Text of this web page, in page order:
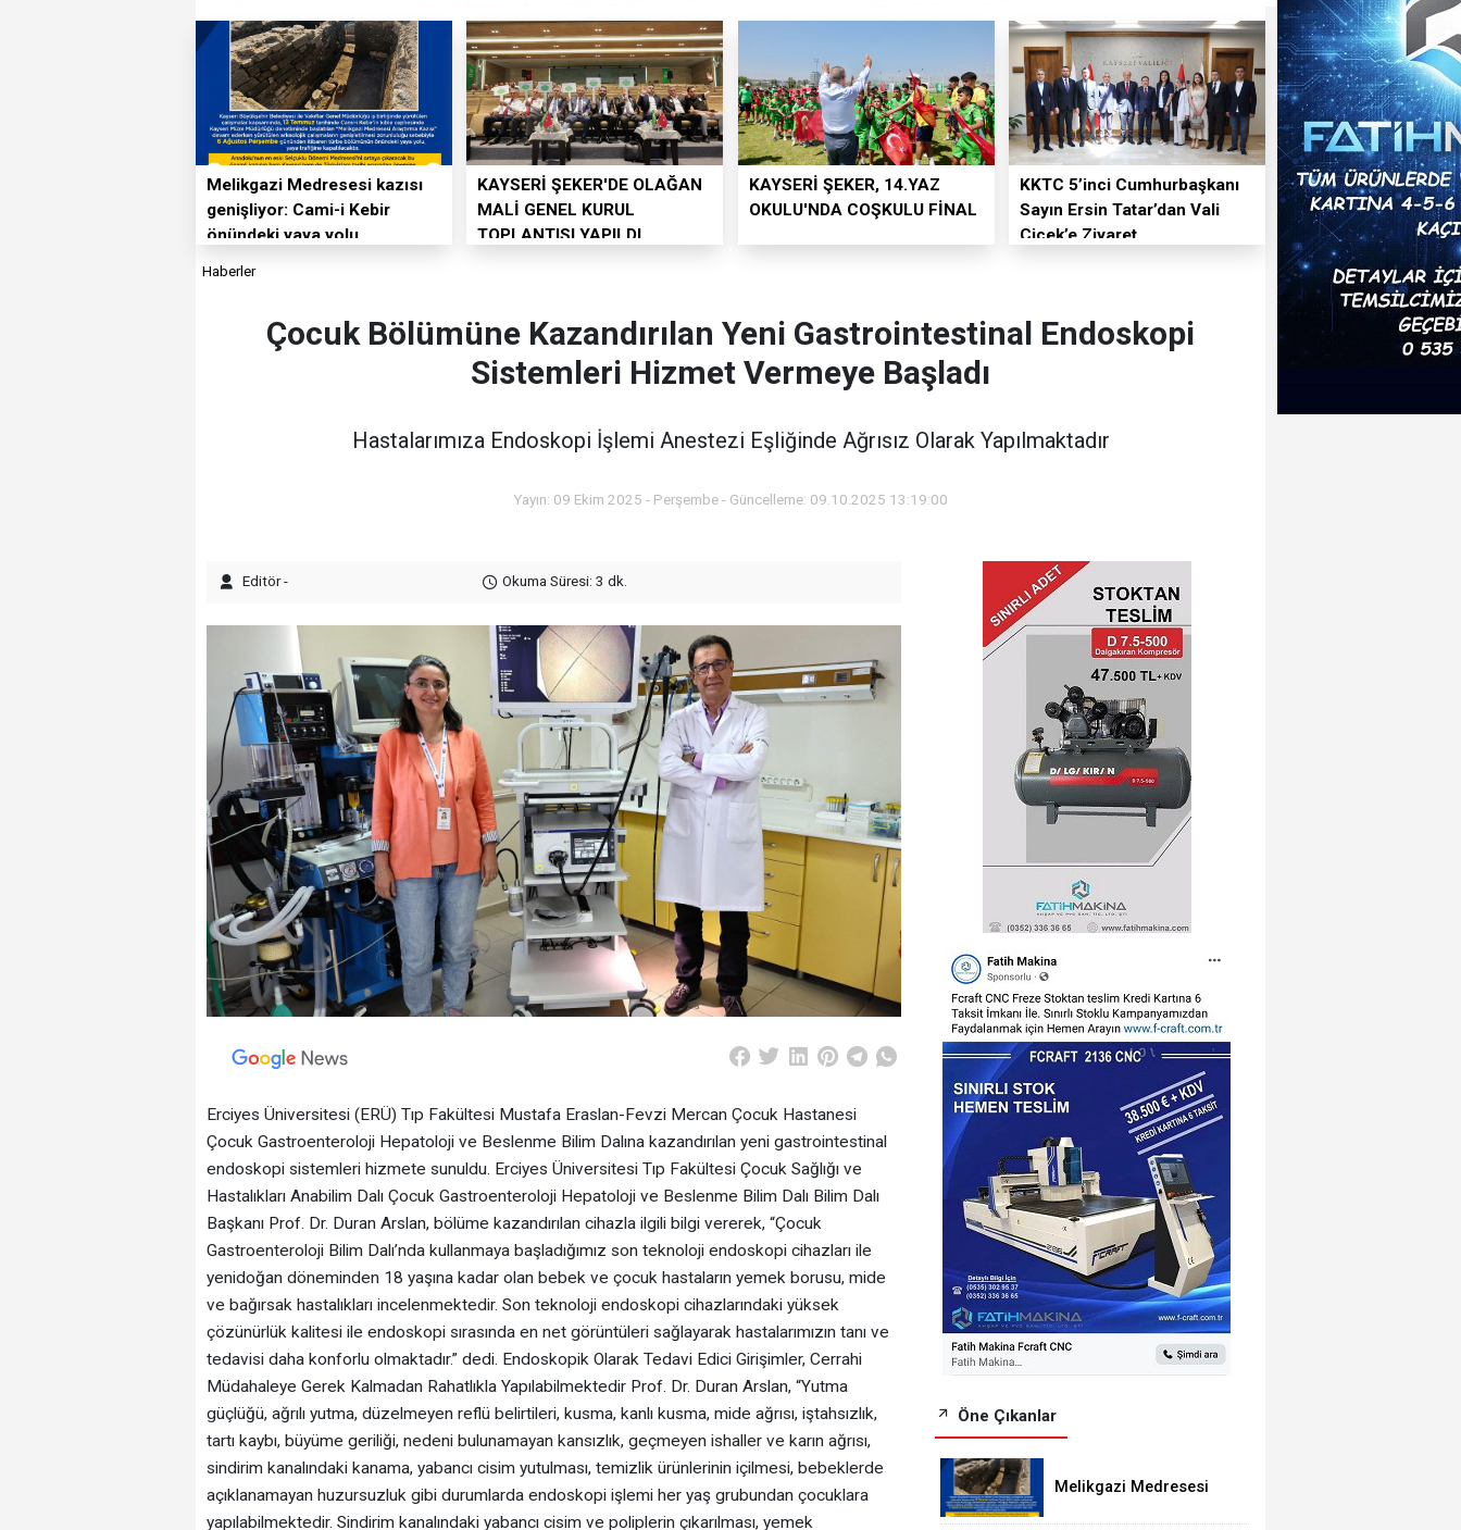
Melikgazi Medresesi kazısı
genişliyor: Cami-i Kebir
önündeki yaya yolu
KAYSERİ ŞEKER'DE OLAĞAN
MALİ GENEL KURUL
TOPLANTISI YAPILDI
KAYSERİ ŞEKER, 14.YAZ
OKULU'NDA COŞKULU FİNAL
KKTC 5’inci Cumhurbaşkanı
Sayın Ersin Tatar’dan Vali
Çiçek’e Ziyaret
Haberler
Çocuk Bölümüne Kazandırılan Yeni Gastrointestinal Endoskopi
Sistemleri Hizmet Vermeye Başladı
Hastalarımıza Endoskopi İşlemi Anestezi Eşliğinde Ağrısız Olarak Yapılmaktadır
Yayın: 09 Ekim 2025 - Perşembe - Güncelleme: 09.10.2025 13:19:00
Editör - Okuma Süresi: 3 dk.
Erciyes Üniversitesi (ERÜ) Tıp Fakültesi Mustafa Eraslan-Fevzi Mercan Çocuk Hastanesi
Çocuk Gastroenteroloji Hepatoloji ve Beslenme Bilim Dalına kazandırılan yeni gastrointestinal
endoskopi sistemleri hizmete sunuldu. Erciyes Üniversitesi Tıp Fakültesi Çocuk Sağlığı ve
Hastalıkları Anabilim Dalı Çocuk Gastroenteroloji Hepatoloji ve Beslenme Bilim Dalı Bilim Dalı
Başkanı Prof. Dr. Duran Arslan, bölüme kazandırılan cihazla ilgili bilgi vererek, “Çocuk
Gastroenteroloji Bilim Dalı’nda kullanmaya başladığımız son teknoloji endoskopi cihazları ile
yenidoğan döneminden 18 yaşına kadar olan bebek ve çocuk hastaların yemek borusu, mide
ve bağırsak hastalıkları incelenmektedir. Son teknoloji endoskopi cihazlarındaki yüksek
çözünürlük kalitesi ile endoskopi sırasında en net görüntüleri sağlayarak hastalarımızın tanı ve
tedavisi daha konforlu olmaktadır.” dedi. Endoskopik Olarak Tedavi Edici Girişimler, Cerrahi
Müdahaleye Gerek Kalmadan Rahatlıkla Yapılabilmektedir Prof. Dr. Duran Arslan, “Yutma
güçlüğü, ağrılı yutma, düzelmeyen reflü belirtileri, kusma, kanlı kusma, mide ağrısı, iştahsızlık,
tartı kaybı, büyüme geriliği, nedeni bulunamayan kansızlık, geçmeyen ishaller ve karın ağrısı,
sindirim kanalındaki kanama, yabancı cisim yutulması, temizlik ürünlerinin içilmesi, bebeklerde
açıklanamayan huzursuzluk gibi durumlarda endoskopi işlemi her yaş grubundan çocuklara
yapılabilmektedir. Sindirim kanalındaki yabancı cisim ve poliplerin çıkarılması, yemek
Öne Çıkanlar
Melikgazi Medresesi
Kebir önündeki yaya yolu